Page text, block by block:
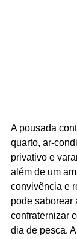
A pousada
quarto, ar-
privativo e
além de um
convivência e
pode saborear
confraternizar
dia de pesca.